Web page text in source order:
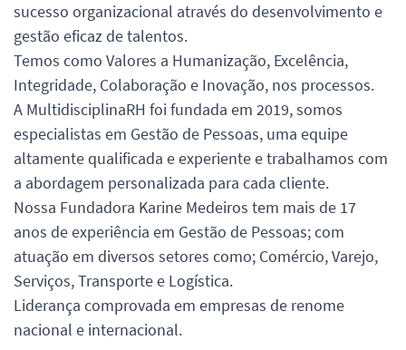
sucesso organizacional através do desenvolvimento e
gestão eficaz de talentos.
Temos como Valores a Humanização, Excelência,
Integridade, Colaboração e Inovação, nos processos.
A MultidisciplinaRH foi fundada em 2019, somos
especialistas em Gestão de Pessoas, uma equipe
altamente qualificada e experiente e trabalhamos com
a abordagem personalizada para cada cliente.
Nossa Fundadora Karine Medeiros tem mais de 17
anos de experiência em Gestão de Pessoas; com
atuação em diversos setores como; Comércio, Varejo,
Serviços, Transporte e Logística.
Liderança comprovada em empresas de renome
nacional e internacional.